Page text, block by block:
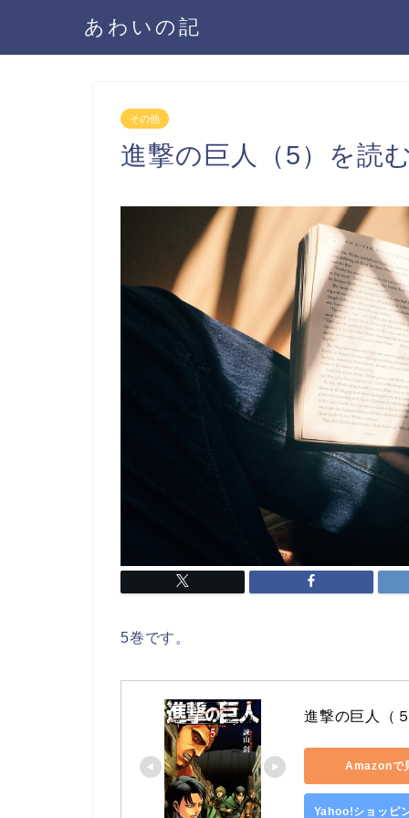
あわいの記
その他
進撃の巨人（5）を読
5巻です。
進撃の巨人（
Amazonで
Yahoo!ショッピ